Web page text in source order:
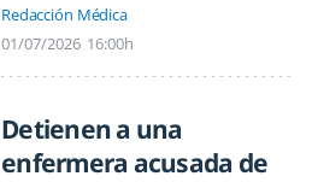
Redacción Médica
01/07/2026 16:00h
Detienen a una
enfermera acusada de